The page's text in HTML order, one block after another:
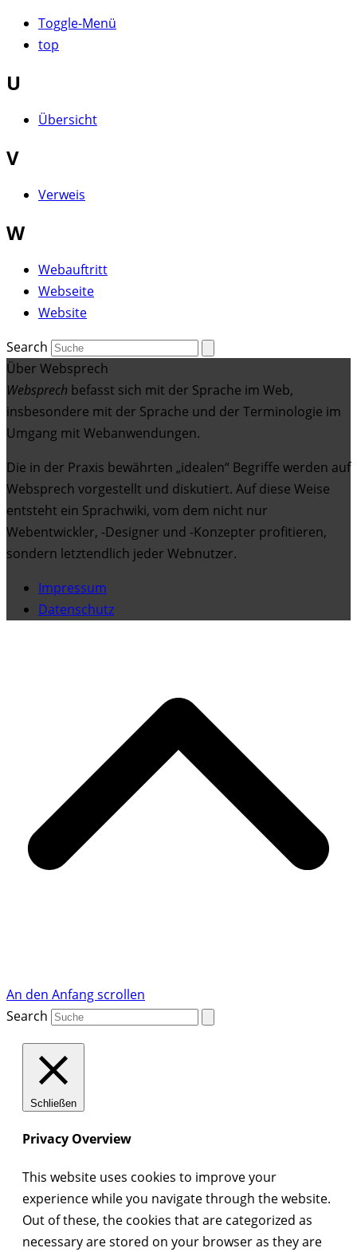
Toggle-Menü
top
U
Übersicht
V
Verweis
W
Webauftritt
Webseite
Website
Search
Über Websprech
Websprech befasst sich mit der Sprache im Web,
insbesondere mit der Sprache und der Terminologie im
Umgang mit Webanwendungen.
Die in der Praxis bewährten „idealen“ Begriffe werden auf
Websprech vorgestellt und diskutiert. Auf diese Weise
entsteht ein Sprachwiki, vom dem nicht nur
Webentwickler, -Designer und -Konzepter profitieren,
sondern letztendlich jeder Webnutzer.
Impressum
Datenschutz
An den Anfang scrollen
Search
Schließen
Privacy Overview
This website uses cookies to improve your
experience while you navigate through the website.
Out of these, the cookies that are categorized as
necessary are stored on your browser as they are